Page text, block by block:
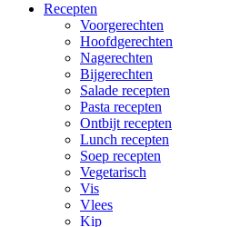
Recepten
Voorgerechten
Hoofdgerechten
Nagerechten
Bijgerechten
Salade recepten
Pasta recepten
Ontbijt recepten
Lunch recepten
Soep recepten
Vegetarisch
Vis
Vlees
Kip